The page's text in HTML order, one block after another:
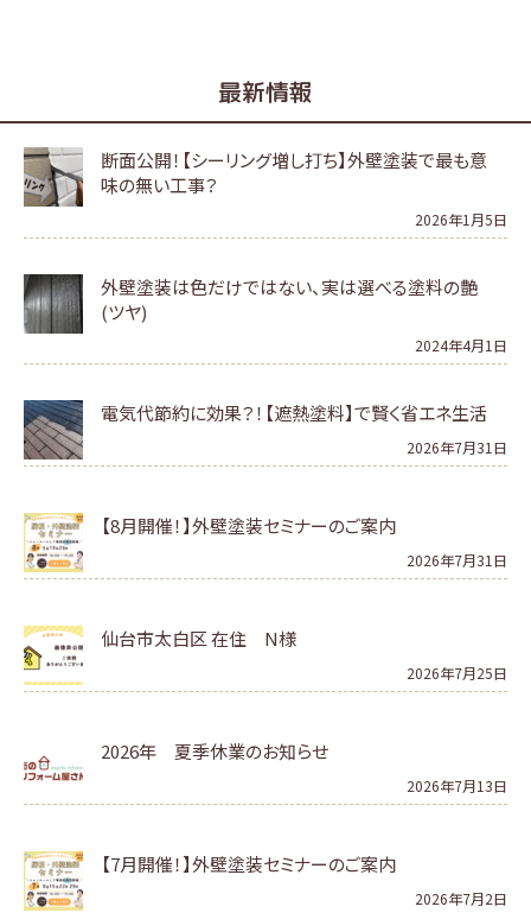
最新情報
断面公開！【シーリング増し打ち】外壁塗装で最も意
味の無い工事？
2026年1月5日
外壁塗装は色だけではない、実は選べる塗料の艶
(ツヤ)
2024年4月1日
電気代節約に効果？！【遮熱塗料】で賢く省エネ生活
2026年7月31日
【8月開催！】外壁塗装セミナーのご案内
2026年7月31日
仙台市太白区 在住 N様
2026年7月25日
2026年 夏季休業のお知らせ
2026年7月13日
【7月開催！】外壁塗装セミナーのご案内
2026年7月2日